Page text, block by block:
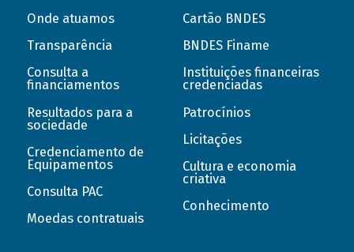
Onde atuamos
Transparência
Consulta a
financiamentos
Resultados para a
sociedade
Credenciamento de
Equipamentos
Consulta PAC
Moedas contratuais
Cartão BNDES
BNDES Finame
Instituições financeiras
credenciadas
Patrocínios
Licitações
Cultura e economia
criativa
Conhecimento